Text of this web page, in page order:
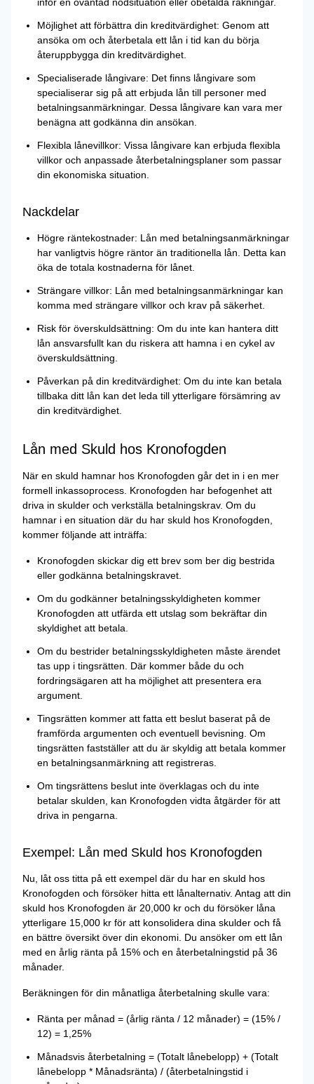
Möjlighet att förbättra din kreditvärdighet: Genom att
ansöka om och återbetala ett lån i tid kan du börja
återuppbygga din kreditvärdighet.
Specialiserade långivare: Det finns långivare som
specialiserar sig på att erbjuda lån till personer med
betalningsanmärkningar. Dessa långivare kan vara mer
benägna att godkänna din ansökan.
Flexibla lånevillkor: Vissa långivare kan erbjuda flexibla
villkor och anpassade återbetalningsplaner som passar
din ekonomiska situation.
Nackdelar
Högre räntekostnader: Lån med betalningsanmärkningar
har vanligtvis högre räntor än traditionella lån. Detta kan
öka de totala kostnaderna för lånet.
Strängare villkor: Lån med betalningsanmärkningar kan
komma med strängare villkor och krav på säkerhet.
Risk för överskuldsättning: Om du inte kan hantera ditt
lån ansvarsfullt kan du riskera att hamna i en cykel av
överskuldsättning.
Påverkan på din kreditvärdighet: Om du inte kan betala
tillbaka ditt lån kan det leda till ytterligare försämring av
din kreditvärdighet.
Lån med Skuld hos Kronofogden
När en skuld hamnar hos Kronofogden går det in i en mer
formell inkassoprocess. Kronofogden har befogenhet att
driva in skulder och verkställa betalningskrav. Om du
hamnar i en situation där du har skuld hos Kronofogden,
kommer följande att inträffa:
Kronofogden skickar dig ett brev som ber dig bestrida
eller godkänna betalningskravet.
Om du godkänner betalningsskyldigheten kommer
Kronofogden att utfärda ett utslag som bekräftar din
skyldighet att betala.
Om du bestrider betalningsskyldigheten måste ärendet
tas upp i tingsrätten. Där kommer både du och
fordringsägaren att ha möjlighet att presentera era
argument.
Tingsrätten kommer att fatta ett beslut baserat på de
framförda argumenten och eventuell bevisning. Om
tingsrätten fastställer att du är skyldig att betala kommer
en betalningsanmärkning att registreras.
Om tingsrättens beslut inte överklagas och du inte
betalar skulden, kan Kronofogden vidta åtgärder för att
driva in pengarna.
Exempel: Lån med Skuld hos Kronofogden
Nu, låt oss titta på ett exempel där du har en skuld hos
Kronofogden och försöker hitta ett lånalternativ. Antag att din
skuld hos Kronofogden är 20,000 kr och du försöker låna
ytterligare 15,000 kr för att konsolidera dina skulder och få
en bättre översikt över din ekonomi. Du ansöker om ett lån
med en årlig ränta på 15% och en återbetalningstid på 36
månader.
Beräkningen för din månatliga återbetalning skulle vara:
Ränta per månad = (årlig ränta / 12 månader) = (15% /
12) = 1,25%
Månadsvis återbetalning = (Totalt lånebelopp) + (Totalt
lånebelopp * Månadsränta) / (återbetalningstid i